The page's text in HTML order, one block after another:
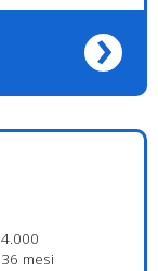
4.000
36 mesi